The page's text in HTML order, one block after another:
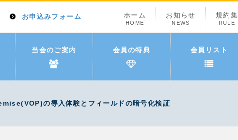
お申込みフォーム ホーム
HOME
お知らせ
NEWS
規約集
RULE
当会のご案内 会員の特典 会員リスト
の導入体験とフィールドの暗号化検証